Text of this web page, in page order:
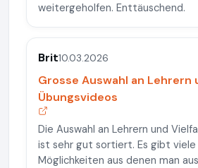
weitergeholfen. Enttäuschend.
Brit10.03.2026
Grosse Auswahl an Lehrern
Übungsvideos
Die Auswahl an Lehrern und
ist sehr gut sortiert. Es gibt
Möglichkeiten aus denen man